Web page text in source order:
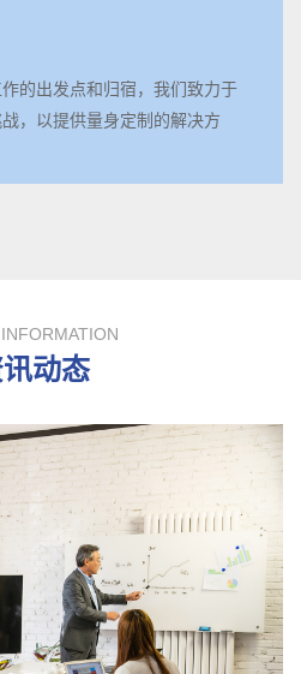
的出发点和归宿，我们致力于
，以提供量身定制的解决方
动态